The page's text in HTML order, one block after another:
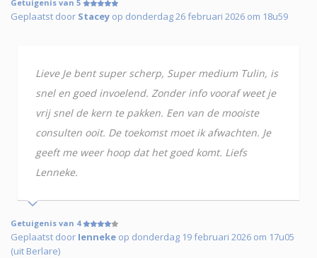
Getuigenis van 5
Geplaatst door Stacey op donderdag 26 februari 2026 om 18u59
Lieve Je bent super scherp, Super medium Tulin, is
snel en goed invoelend. Zonder info vooraf weet je
vrij snel de kern te pakken. Een van de mooiste
consulten ooit. De toekomst moet ik afwachten. Je
geeft me weer hoop dat het goed komt. Liefs
Lenneke.
Getuigenis van 4
Geplaatst door Ienneke op donderdag 19 februari 2026 om 17u05
(uit Berlare)